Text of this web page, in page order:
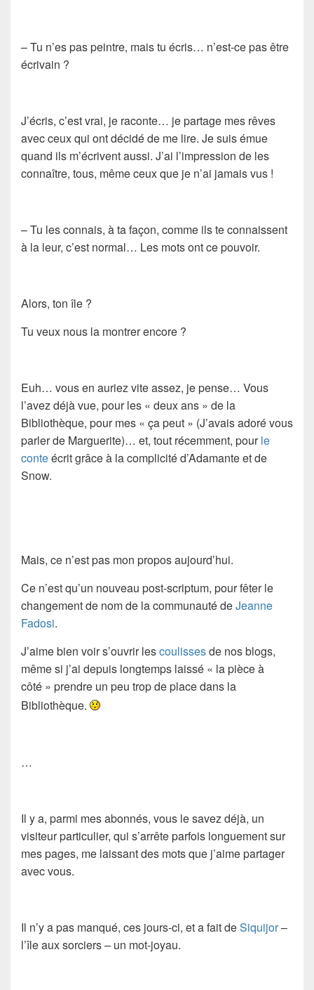
– Tu n’es pas peintre, mais tu écris… n’est-ce pas être
écrivain ?
J’écris, c’est vrai, je raconte… je partage mes rêves
avec ceux qui ont décidé de me lire. Je suis émue
quand ils m’écrivent aussi. J’ai l’impression de les
connaître, tous, même ceux que je n’ai jamais vus !
– Tu les connais, à ta façon, comme ils te connaissent
à la leur, c’est normal… Les mots ont ce pouvoir.
Alors, ton île ?
Tu veux nous la montrer encore ?
Euh… vous en auriez vite assez, je pense… Vous
l’avez déjà vue, pour les « deux ans » de la
Bibliothèque, pour mes « ça peut » (J’avais adoré vous
parler de Marguerite)… et, tout récemment, pourle
conteécrit grâce à la complicité d’Adamante et de
Snow.
Mais, ce n’est pas mon propos aujourd’hui.
Ce n’est qu’un nouveau post-scriptum, pour fêter le
changement de nom de la communauté deJeanne
Fadosi.
J’aime bien voir s’ouvrir lescoulissesde nos blogs,
même si j’ai depuis longtemps laissé « la pièce à
côté » prendre un peu trop de place dans la
Bibliothèque.
…
Il y a, parmi mes abonnés, vous le savez déjà, un
visiteur particulier, qui s’arrête parfois longuement sur
mes pages, me laissant des mots que j’aime partager
avec vous.
Il n’y a pas manqué, ces jours-ci, et a fait deSiquijor–
l’île aux sorciers – un mot-joyau.